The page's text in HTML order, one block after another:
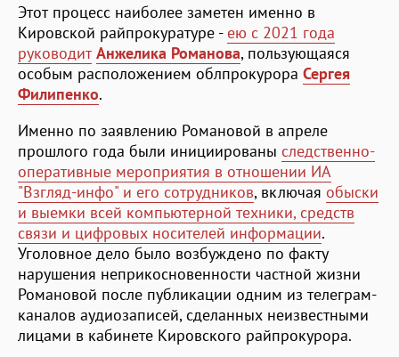
Этот процесс наиболее заметен именно в
Кировской райпрокуратуре - ею с 2021 года
руководит Анжелика Романова, пользующаяся
особым расположением облпрокурора Сергея
Филипенко.
Именно по заявлению Романовой в апреле
прошлого года были инициированы следственно-
оперативные мероприятия в отношении ИА
"Взгляд-инфо" и его сотрудников, включая обыски
и выемки всей компьютерной техники, средств
связи и цифровых носителей информации.
Уголовное дело было возбуждено по факту
нарушения неприкосновенности частной жизни
Романовой после публикации одним из телеграм-
каналов аудиозаписей, сделанных неизвестными
лицами в кабинете Кировского райпрокурора.